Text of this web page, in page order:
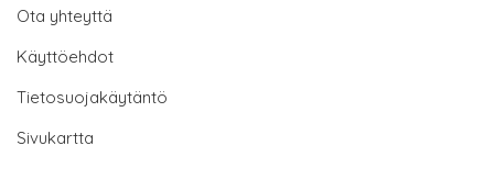
Ota yhteyttä
Käyttöehdot
Tietosuojakäytäntö
Sivukartta